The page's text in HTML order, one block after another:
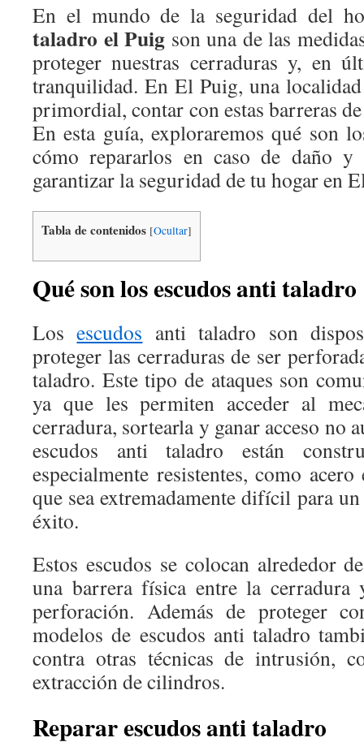
En el mundo de la seguridad del
taladro el Puig son una de las
proteger nuestras cerraduras y, en
tranquilidad. En El Puig, una
primordial, contar con estas barreras
En esta guía, exploraremos qué son
cómo repararlos en caso de daño y
garantizar la seguridad de tu hogar en
Tabla de contenidos [Ocultar]
Qué son los escudos anti taladro
Losescudos anti taladro son
proteger las cerraduras de ser
taladro. Este tipo de ataques son
ya que les permiten acceder al
cerradura, sortearla y ganar acceso no
escudos anti taladro están
especialmente resistentes, como
que sea extremadamente difícil para
éxito.
Estos escudos se colocan alrededor
una barrera física entre la
perforación. Además de proteger
modelos de escudos anti taladro
contra otras técnicas de intrusión,
extracción de cilindros.
Reparar escudos anti taladro